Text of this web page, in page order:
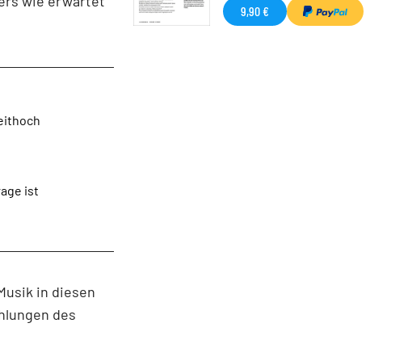
ist
in diesen
des
9,90 €